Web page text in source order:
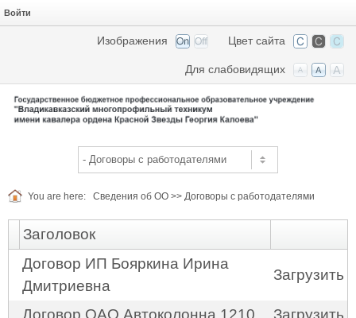
Войти
Цвет сайта
Изображения
Для слабовидящих
You are here: Сведения об ОО >> Договоры с работодателями
Заголовок
Договор ИП Бояркина Ирина
Дмитриевна
Загрузить
Договор ОАО Автоколонна 1210
Загрузить